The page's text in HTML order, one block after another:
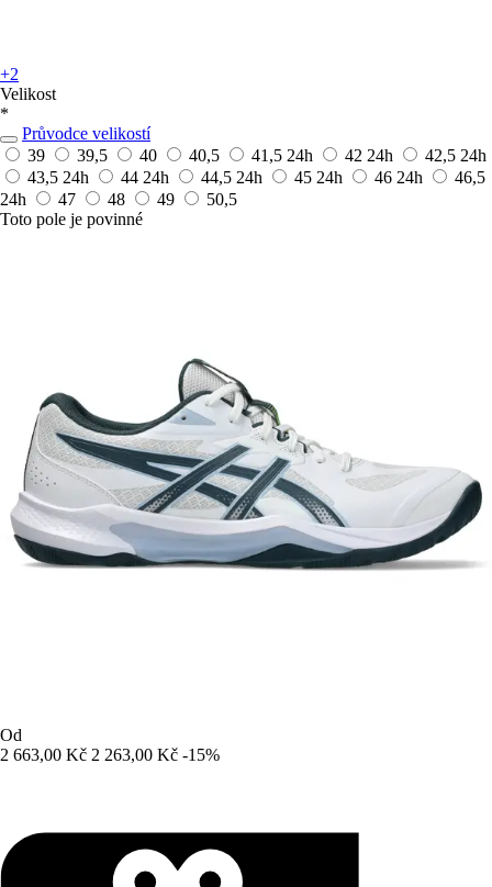
+2
Velikost
*
Průvodce velikostí
39
39,5 40 40,5 41,5 24h 42 24h 42,5 24h
43,5 24h 44 24h 44,5 24h 45 24h 46 24h
46,5
24h
47 48 49
50,5
Toto pole je povinné
Od
2 663,00 Kč 2 263,00 Kč -15%